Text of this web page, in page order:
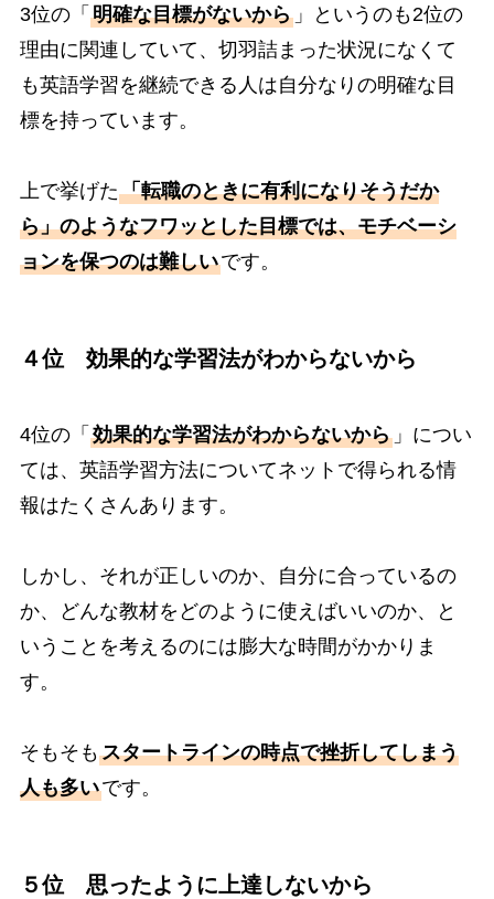
3位の「 明確な目標がないから」というのも2位の
理由に関連していて、切羽詰まった状況になくて
も英語学習を継続できる人は自分なりの明確な目
標を持っています。
上で挙げた「転職のときに有利になりそうだか
ら」のようなフワッとした目標では、モチベーシ
ョンを保つのは難しいです。
４位 効果的な学習法がわからないから
4位の「 効果的な学習法がわからないから」につい
ては、英語学習方法についてネットで得られる情
報はたくさんあります。
しかし、それが正しいのか、自分に合っているの
か、どんな教材をどのように使えばいいのか、と
いうことを考えるのには膨大な時間がかかりま
す。
そもそも スタートラインの時点で挫折してしまう
人も多いです。
５位 思ったように上達しないから